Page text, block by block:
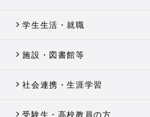
学生生活・就職
施設・図書館等
社会連携・生涯学習
受験生・高校教員の方